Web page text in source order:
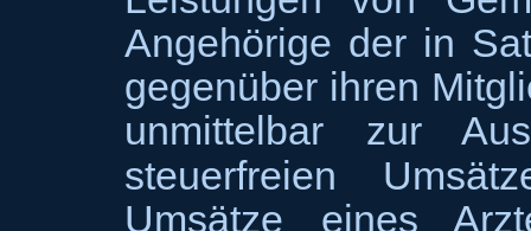
Angehörige der in
gegenüber ihren
unmittelbar zur
steuerfreien
Umsätze eines